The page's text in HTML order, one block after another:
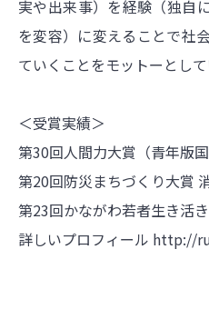
実や出来事）を経験（独自
を変容）に変えることで社
ていくことをモットーとして
＜受賞実績＞
第30回人間力大賞（青年版国
第20回防災まちづくり大賞
第23回かながわ若者生き活
詳しいプロフィール http://